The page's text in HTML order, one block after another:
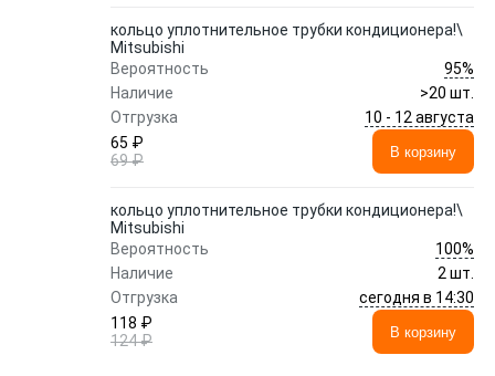
кольцо уплотнительное трубки кондиционера!\
Mitsubishi
Вероятность
95%
Наличие
>20 шт.
Отгрузка
10 - 12 августа
65 ₽
69 ₽
В корзину
кольцо уплотнительное трубки кондиционера!\
Mitsubishi
Вероятность
100%
Наличие
2 шт.
Отгрузка
сегодня в 14:30
118 ₽
124 ₽
В корзину